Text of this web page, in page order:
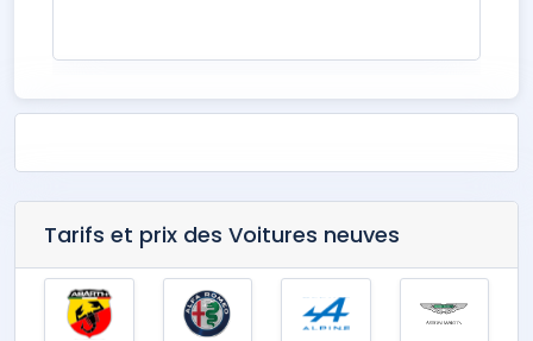
Tarifs et prix des Voitures neuves